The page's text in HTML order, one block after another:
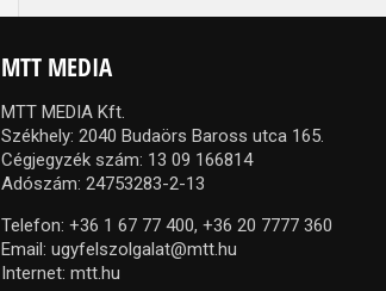
MTT MEDIA
MTT MEDIA Kft.
Székhely: 2040 Budaörs Baross utca 165.
Cégjegyzék szám: 13 09 166814
Adószám: 24753283-2-13
Telefon:+36 1 67 77 400, +36 20 7777 360
Email:ugyfelszolgalat@mtt.hu
Internet:mtt.hu